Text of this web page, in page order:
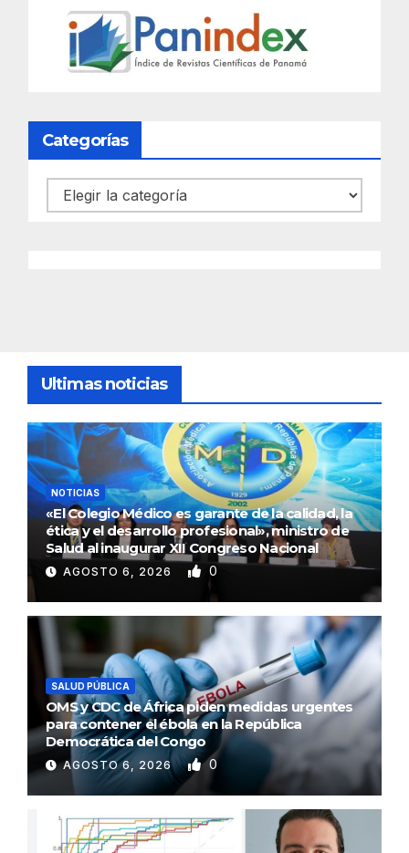
Categorías
Categorías
Ultimas noticias
NOTICIAS
«El Colegio Médico es garante de la calidad, la
ética y el desarrollo profesional», ministro de
Salud al inaugurar XII Congreso Nacional
AGOSTO 6, 2026 0
SALUD PÚBLICA
OMS y CDC de África piden medidas urgentes
para contener el ébola en la República
Democrática del Congo
AGOSTO 6, 2026 0